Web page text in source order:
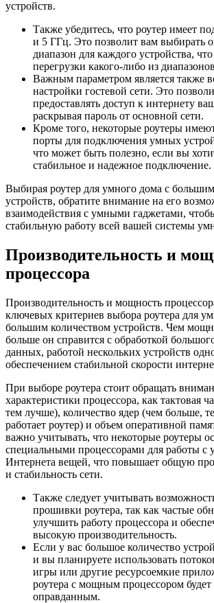
устройств.
Также убедитесь, что роутер имеет
и 5 ГГц. Это позволит вам выбирать
диапазон для каждого устройства,
перегрузки какого-либо из
Важным параметром является также
настройки гостевой сети. Это
предоставлять доступ к интернету
раскрывая пароль от основной сети.
Кроме того, некоторые роутеры
порты для подключения умных
что может быть полезно, если вы
стабильное и надежное подключение.
Выбирая роутер для умного дома с
устройств, обратите внимание на его
взаимодействия с умными гаджетами,
стабильную работу всей вашей системы
Производительность и
процессора
Производительность и мощность
ключевых критериев выбора роутера для
большим количеством устройств. Чем
больше он справится с обработкой
данных, работой нескольких устройств
обеспечением стабильной скорости
При выборе роутера стоит обращать
характеристики процессора, как тактовая
тем лучше), количество ядер (чем больше,
работает роутер) и объем оперативной
важно учитывать, что некоторые роутеры
специальными процессорами для работы с
Интернета вещей, что повышает общую
и стабильность сети.
Также следует учитывать
прошивки роутера, так как частые
улучшить работу процессора и
высокую производительность.
Если у вас большое количество
и вы планируете использовать
игры или другие ресурсоемкие
роутера с мощным процессором будет
оправданным.